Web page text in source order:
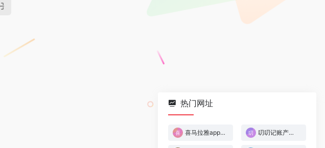
热门网址
喜马拉雅app需求文档 叨叨记账产品需求文档